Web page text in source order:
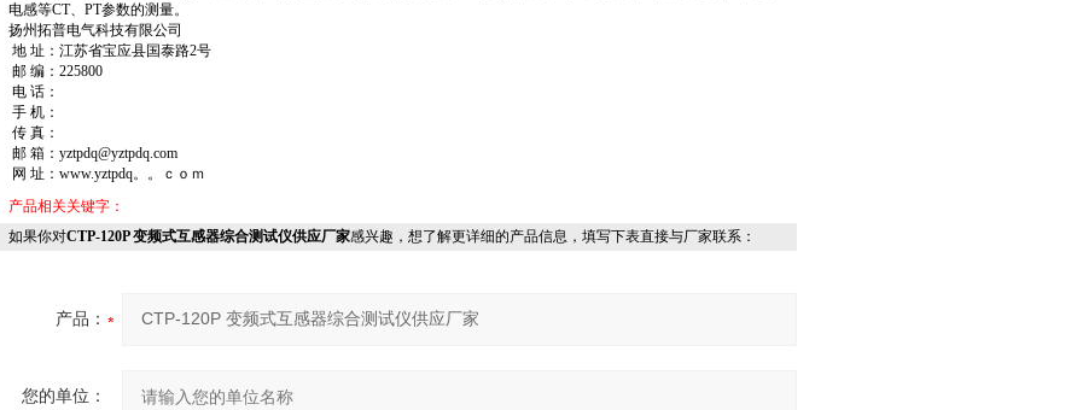
电感等CT、PT参数的测量。
扬州拓普电气科技有限公司
地 址：江苏省宝应县国泰路2号
邮 编： 225800
电 话：
手 机：
传 真：
邮 箱：yztpdq@yztpdq.com
网 址：www.yztpdq。。ｃｏｍ
产品相关关键字：
如果你对CTP-120P 变频式互感器综合测试仪供应厂家感兴趣，想了解更详细的产品信息，填写下表直接与厂家联系：
产品：
您的单位：